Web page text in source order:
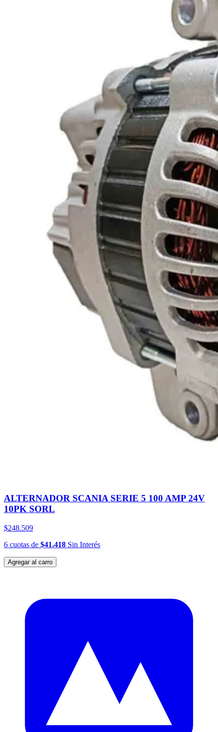
ALTERNADOR SCANIA SERIE 5 100 AMP 24V
10PK SORL
$248.509
6 cuotas de $41.418 Sin Interés
Agregar al carro